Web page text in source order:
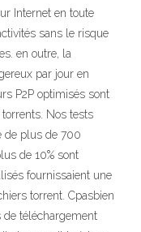
Internet en toute
sans le risque
en outre, la
par jour en
P2P optimisés sont
Nos tests
de plus de 700
de 10% sont
fournissaient une
torrent. Cpasbien
de téléchargement